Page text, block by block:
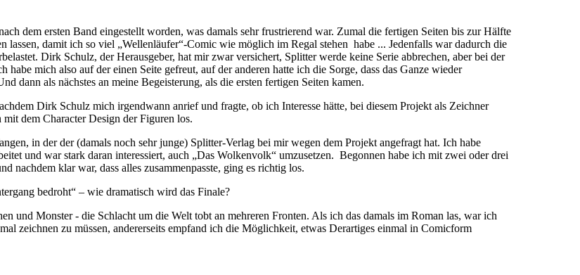
dem ersten Band eingestellt worden, was damals sehr frustrierend war. Zumal die fertigen Seiten bis zur Hälfte
lassen, damit ich so viel „Wellenläufer“-Comic wie möglich im Regal stehen habe ... Jedenfalls war dadurch die
Dirk Schulz, der Herausgeber, hat mir zwar versichert, Splitter werde keine Serie abbrechen, aber bei der
mich also auf der einen Seite gefreut, auf der anderen hatte ich die Sorge, dass das Ganze wieder
dann als nächstes an meine Begeisterung, als die ersten fertigen Seiten kamen.
Dirk Schulz mich irgendwann anrief und fragte, ob ich Interesse hätte, bei diesem Projekt als Zeichner
dem Character Design der Figuren los.
in der der (damals noch sehr junge) Splitter-Verlag bei mir wegen dem Projekt angefragt hat. Ich habe
und war stark daran interessiert, auch „Das Wolkenvolk“ umzusetzen. Begonnen habe ich mit zwei oder drei
nachdem klar war, dass alles zusammenpasste, ging es richtig los.
bedroht“ – wie dramatisch wird das Finale?
und Monster - die Schlacht um die Welt tobt an mehreren Fronten. Als ich das damals im Roman las, war ich
zeichnen zu müssen, andererseits empfand ich die Möglichkeit, etwas Derartiges einmal in Comicform